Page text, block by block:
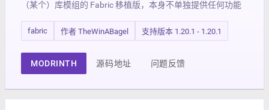
（某个）库模组的 Fabric 移植版，本身不单独提供任何功能
fabric 作者 TheWinABagel 支持版本 1.20.1 - 1.20.1
MODRINTH 源码地址 问题反馈